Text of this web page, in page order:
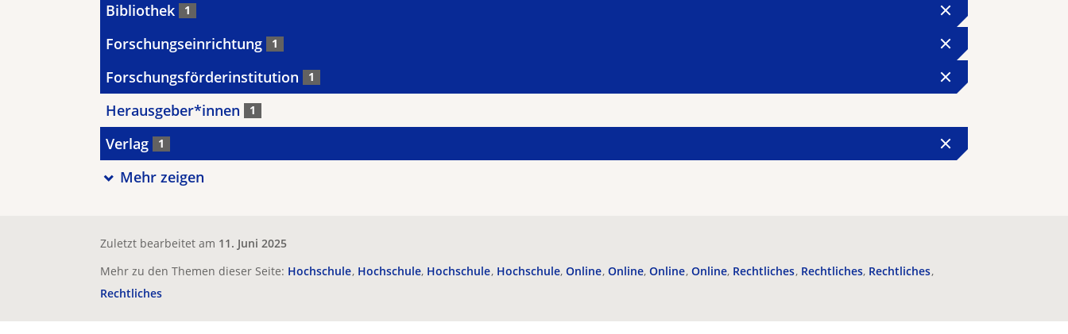
Bibliothek 1
Forschungseinrichtung 1
Forschungsförderinstitution 1
Herausgeber*innen 1
Verlag 1
Mehr zeigen
Zuletzt bearbeitet am 11. Juni 2025
Mehr zu den Themen dieser Seite: Hochschule Hochschule Hochschule Hochschule Online Online Online Online Rechtliches Rechtliches Rechtliches
Rechtliches